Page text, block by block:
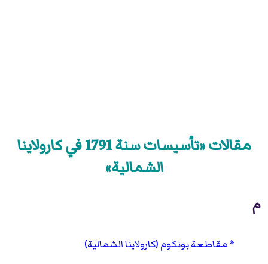
مقالات «تأسيسات سنة 1791 في كارولاينا
الشمالية»
م
مقاطعة بونكوم (كارولاينا الشمالية)